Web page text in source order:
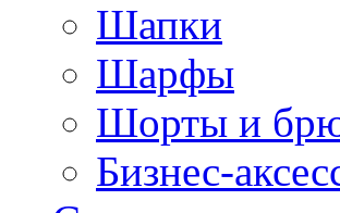
Шапки
Шарфы
Шорты и
Бизнес-